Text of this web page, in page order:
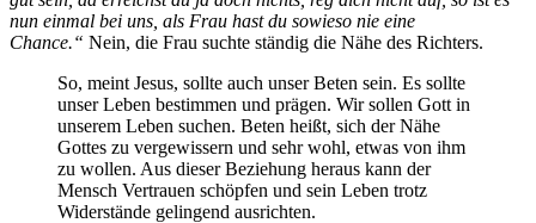
nun einmal bei uns, als Frau hast du sowieso nie eine
Chance.“ Nein, die Frau suchte ständig die Nähe des Richters.
So, meint Jesus, sollte auch unser Beten sein. Es sollte
unser Leben bestimmen und prägen. Wir sollen Gott in
unserem Leben suchen. Beten heißt, sich der Nähe
Gottes zu vergewissern und sehr wohl, etwas von ihm
zu wollen. Aus dieser Beziehung heraus kann der
Mensch Vertrauen schöpfen und sein Leben trotz
Widerstände gelingend ausrichten.